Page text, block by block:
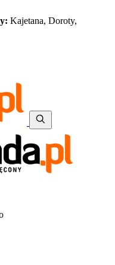
Kajetana, Doroty,